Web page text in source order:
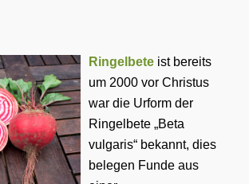
Ringelbeteist bereits
um 2000 vor Christus
war die Urform der
Ringelbete „Beta
vulgaris“ bekannt, dies
belegen Funde aus